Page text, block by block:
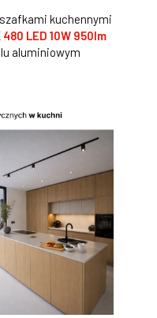
kuchennymi
LED 10W 950lm
aluminiowym